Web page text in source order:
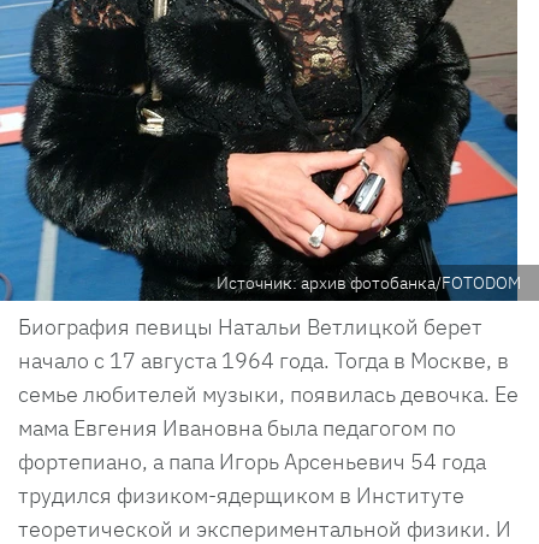
Источник: архив фотобанка/FOTODOM
Биография певицы Натальи Ветлицкой берет
начало с 17 августа 1964 года. Тогда в Москве, в
семье любителей музыки, появилась девочка. Ее
мама Евгения Ивановна была педагогом по
фортепиано, а папа Игорь Арсеньевич 54 года
трудился физиком-ядерщиком в Институте
теоретической и экспериментальной физики. И